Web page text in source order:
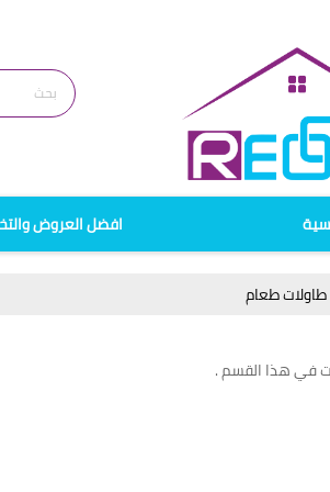
افضل العروض
طاولات طعام
في هذا القسم .